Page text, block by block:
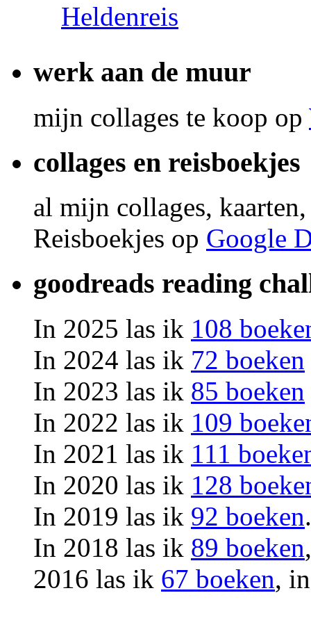
Heldenreis
werk aan de muur
mijn collages te koop op
collages en reisboekjes
al mijn collages,
Reisboekjes op Google
goodreads reading
In 2025 las ik 108
In 2024 las ik 72 boeken
In 2023 las ik 85 boeken
In 2022 las ik 109
In 2021 las ik 111
In 2020 las ik 128
In 2019 las ik 92 boeken.
In 2018 las ik 89 boeken
2016 las ik 67 boeken,